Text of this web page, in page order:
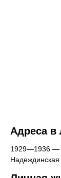
Адреса в
1929—1936 —
Надеждинская